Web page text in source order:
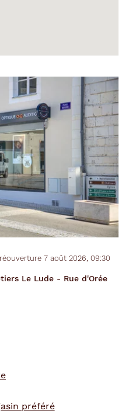
Le Lude - Rue d'Orée
7 août 2026, 09:30
préféré